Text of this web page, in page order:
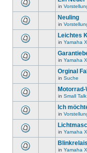
in
Neuling
in
Leichtes
in Yamaha
in Yamaha
Orginal
in Suche
in Small Talk
Ich
in
in Yamaha
Blinkrelais
in Yamaha